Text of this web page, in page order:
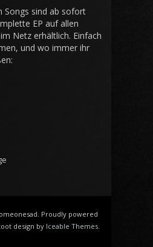
Songs sind ab sofort
EP auf allen
Netz erhältlich. Einfach
und wo immer ihr
Proudly powered
design by Iceable Themes